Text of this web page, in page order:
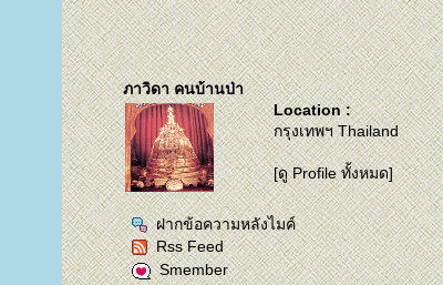
ภาวิดา คนบ้านป่า
Location :
กรุงเทพฯ Thailand
[ดู Profile ทั้งหมด]
ฝากข้อความหลังไมค์
Rss Feed
Smember